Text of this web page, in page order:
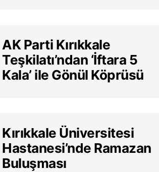
AK Parti Kırıkkale
Teşkilatı’ndan ‘İftara 5
Kala’ ile Gönül Köprüsü
Kırıkkale Üniversitesi
Hastanesi’nde Ramazan
Buluşması